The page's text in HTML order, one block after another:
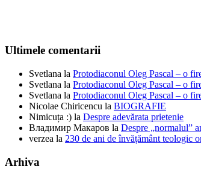
Ultimele comentarii
Svetlana la Protodiaconul Oleg Pascal – o
Svetlana la Protodiaconul Oleg Pascal – o
Svetlana la Protodiaconul Oleg Pascal – o
Nicolae Chiricencu la BIOGRAFIE
Nimicuța :) la Despre adevărata prietenie
Владимир Макаров la Despre „normalul”
verzea la 230 de ani de învățământ teologic
Arhiva